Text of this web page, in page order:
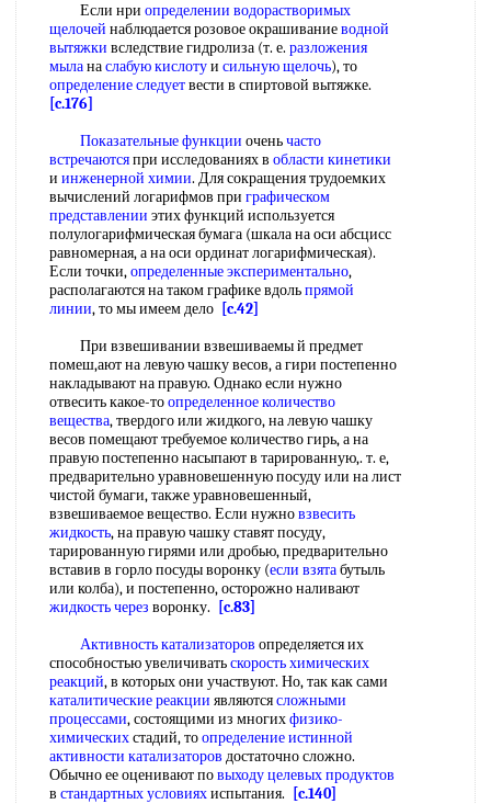
Если нри определении водорастворимых
щелочей наблюдается розовое окрашиваниеводной
вытяжки вследствие гидролиза (т. е. разложения
мыланаслабую кислотуи сильную щелочь), то
определение следуетвести в спиртовой вытяжке.
[c.176]
Показательные функции оченьчасто
встречаютсяпри исследованиях в области кинетики
и инженерной химии. Для сокращения трудоемких
вычислений логарифмов при графическом
представлении этих функций используется
полулогарифмическая бумага (шкала на оси абсцисс
равномерная, а на оси ординат логарифмическая).
Если точки,определенные экспериментально,
располагаются на таком графике вдольпрямой
линии, то мы имеем дело [c.42]
При взвешивании взвешиваемы й предмет
помеш,ают на левую чашку весов, а гири постепенно
накладывают на правую. Однако если нужно
отвесить какое-тоопределенное количество
вещества, твердого или жидкого, на левую чашку
весов помещают требуемое количество гирь, а на
правую постепенно насыпают в тарированную,. т. е,
предварительно уравновешенную посуду или на лист
чистой бумаги, также уравновешенный,
взвешиваемое вещество. Если нужновзвесить
жидкость, на правую чашку ставят посуду,
тарированную гирями или дробью, предварительно
вставив в горло посуды воронку (если взятабутыль
или колба), и постепенно, осторожно наливают
жидкость через воронку.
[c.83]
Активность катализаторов определяется их
способностью увеличиватьскорость химических
реакций, в которых они участвуют. Но, так как сами
каталитические реакции являютсясложными
процессами, состоящими из многихфизико-
химическихстадий, тоопределение истинной
активности катализаторов достаточно сложно.
Обычно ее оценивают повыходу целевых продуктов
в стандартных условияхиспытания.
[c.140]